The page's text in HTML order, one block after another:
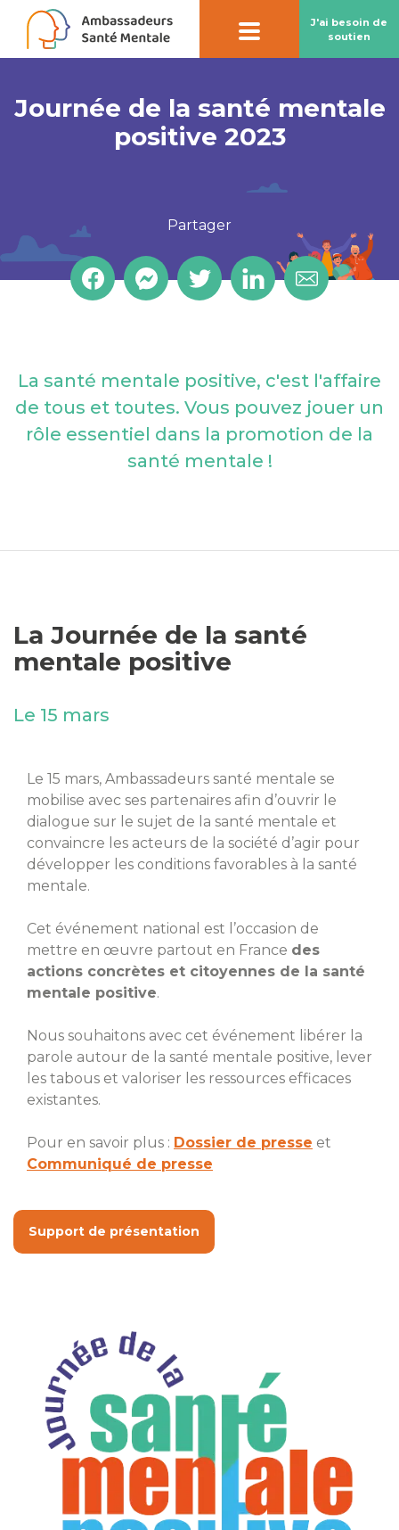
J'ai besoin de
soutien
Journée de la santé mentale
positive 2023
Partager
La santé mentale positive, c'est l'affaire
de tous et toutes. Vous pouvez jouer un
rôle essentiel dans la promotion de la
santé mentale !
La Journée de la santé
mentale positive
Le 15 mars
Le 15 mars, Ambassadeurs santé mentale se
mobilise avec ses partenaires afin d’ouvrir le
dialogue sur le sujet de la santé mentale et
convaincre les acteurs de la société d’agir pour
développer les conditions favorables à la santé
mentale.
Cet événement national est l’occasion de
mettre en œuvre partout en France des
actions concrètes et citoyennes de la santé
mentale positive.
Nous souhaitons avec cet événement libérer la
parole autour de la santé mentale positive, lever
les tabous et valoriser les ressources efficaces
existantes.
Pour en savoir plus : Dossier de presse et
Communiqué de presse
Support de présentation
Contact parchatbot
votre santé mentale
En savoir plus
Pour les 12 à 25 ans, afin de parler de santé, de
sexualité, de mal-être...
7 j/7 de 9h à 23h anonyme et gratuit.
Drogues info services
dépendances
De 8h à 2h, 7 j/7, anonyme et gratuit.
Violences numériques
3018
Une écoute, des conseils et une intervention
anonyme et gratuit.
Numéro national suicide
3114
Le 3114, c'est le numéro national de prévention
du suicide.
Des professionnels vous répondent